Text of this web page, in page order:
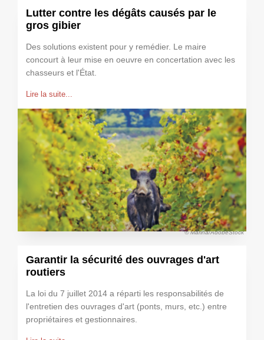
Lutter contre les dégâts causés par le
gros gibier
Des solutions existent pour y remédier. Le maire
concourt à leur mise en oeuvre en concertation avec les
chasseurs et l'État.
Lire la suite...
© Marina/AdobeStock
Garantir la sécurité des ouvrages d'art
routiers
La loi du 7 juillet 2014 a réparti les responsabilités de
l'entretien des ouvrages d'art (ponts, murs, etc.) entre
propriétaires et gestionnaires.